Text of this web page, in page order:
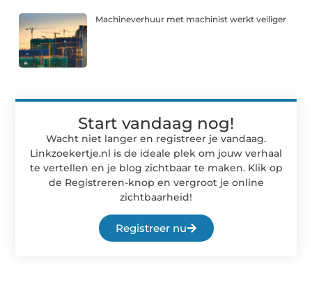
Machineverhuur met machinist werkt veiliger
Start vandaag nog!
Wacht niet langer en registreer je vandaag.
Linkzoekertje.nl is de ideale plek om jouw verhaal
te vertellen en je blog zichtbaar te maken. Klik op
de Registreren-knop en vergroot je online
zichtbaarheid!
Registreer nu